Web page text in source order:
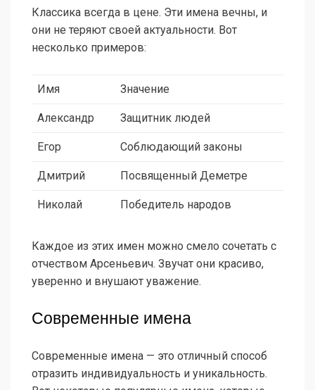
Классика всегда в цене. Эти имена вечны, и
они не теряют своей актуальности. Вот
несколько примеров:
Имя Значение
Александр Защитник людей
Егор Соблюдающий законы
Дмитрий Посвященный Деметре
Николай Победитель народов
Каждое из этих имен можно смело сочетать с
отчеством Арсеньевич. Звучат они красиво,
уверенно и внушают уважение.
Современные имена
Современные имена — это отличный способ
отразить индивидуальность и уникальность.